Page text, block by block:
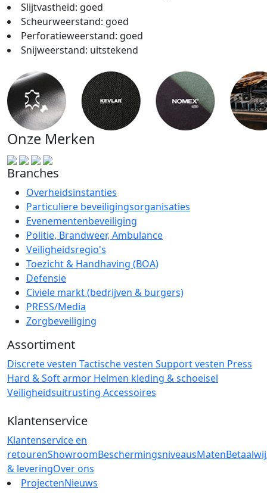
Slijtvastheid: goed
Scheurweerstand: goed
Perforatieweerstand: goed
Snijweerstand: uitstekend
Onze Merken
Branches
Overheidsinstanties
Particuliere beveiligingsorganisaties
Evenementenbeveiliging
Politie, Brandweer, Ambulance
Veiligheidsregio's
Toezicht & Handhaving (BOA)
Defensie
Civiele markt (bedrijven & burgers)
PRESS/Media
Zorgbeveiliging
Assortiment
Discrete vesten Tactische vesten Support vesten Press
Hard & Soft armor Helmen kleding & schoeisel
Veiligheidsuitrusting Accessoires
Klantenservice
Klantenservice en
retourenShowroomBeschermingsniveausMaten
& leveringOver ons
ProjectenNieuws